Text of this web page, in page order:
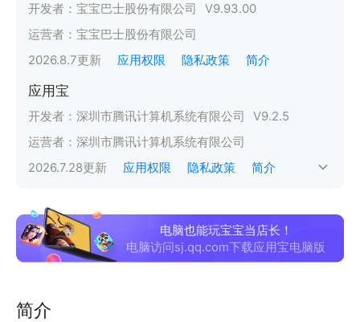
开发者： 宝宝巴士股份有限公司 V9.93.00
运营者： 宝宝巴士股份有限公司
2026.8.7更新 应用权限 隐私政策 简介
应用宝
开发者： 深圳市腾讯计算机系统有限公司 V9.2.5
运营者： 深圳市腾讯计算机系统有限公司
2026.7.28更新 应用权限 隐私政策 简介
电脑也能玩宝宝当店长！
电脑访问sj.qq.com下载应用宝电脑版
简介